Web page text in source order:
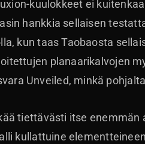
kuulokkeet ei
hankkia sellaisen
kun taas Taobaosta
planaarikalvojen
Unveiled, minkä
tiettävästi itse enemmän
kullattuine